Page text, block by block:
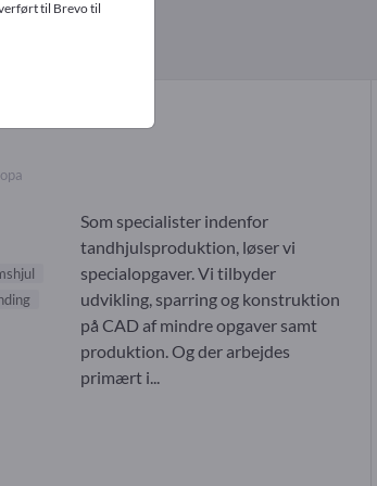
Som specialister indenfor
tandhjulsproduktion, løser vi
specialopgaver. Vi tilbyder
udvikling, sparring og konstruktion
på CAD af mindre opgaver samt
produktion. Og der arbejdes
primært i...
til Brevo til